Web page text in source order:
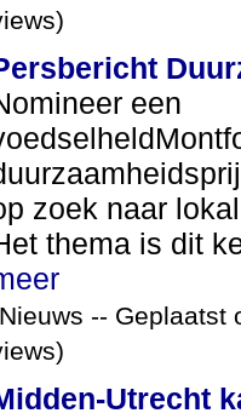
een
zoek naar
thema is dit
-- Geplaatst
Utrecht